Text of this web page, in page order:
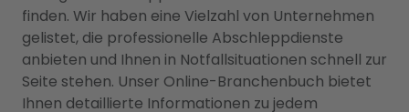
finden. Wir haben eine Vielzahl von Unternehmen
gelistet, die professionelle Abschleppdienste
anbieten und Ihnen in Notfallsituationen schnell zur
Seite stehen. Unser Online-Branchenbuch bietet
Ihnen detaillierte Informationen zu jedem